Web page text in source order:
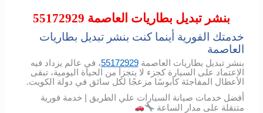
بنشر تبديل بطاريات العاصمة 55172929
خدمتك الفورية أينما كنت بنشر تبديل بطاريات
العاصمة
بنشر تبديل بطاريات العاصمة55172929، في عالم يزداد فيه
الاعتماد على السيارة كجزء لا يتجزأ من الحياة اليومية، تبقى
الأعطال المفاجئة كابوسًا مزعجًا لكل سائق في دولة الكويت.
أفضل خدمات صيانة السيارات علي الطريق | خدمة فورية
متنقلة على مدار الساعة